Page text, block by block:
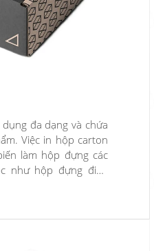
đa dạng và chứa
Việc in hộp carton
làm hộp đựng các
như hộp đựng điện
thời trang…